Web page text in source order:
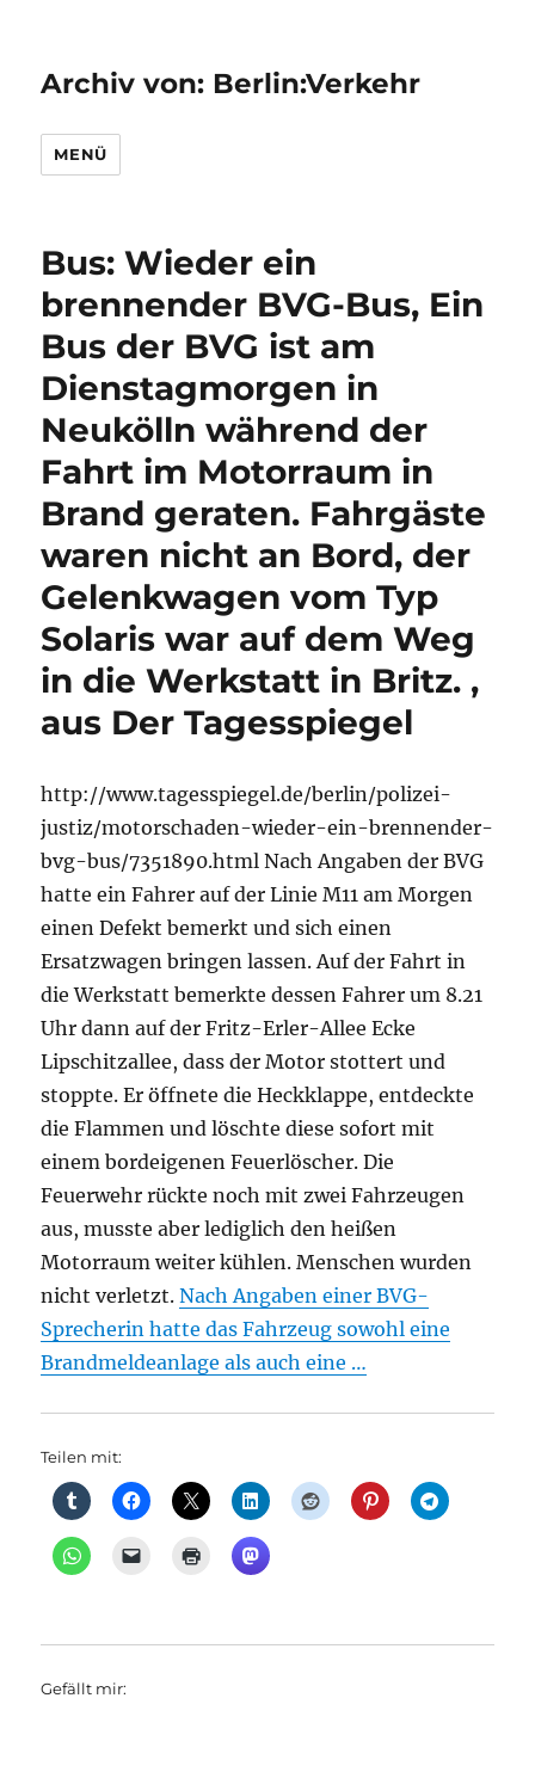
Archiv von: Berlin:Verkehr
MENÜ
Bus: Wieder ein
brennender BVG-Bus, Ein
Bus der BVG ist am
Dienstagmorgen in
Neukölln während der
Fahrt im Motorraum in
Brand geraten. Fahrgäste
waren nicht an Bord, der
Gelenkwagen vom Typ
Solaris war auf dem Weg
in die Werkstatt in Britz. ,
aus Der Tagesspiegel
http://www.tagesspiegel.de/berlin/polizei-
justiz/motorschaden-wieder-ein-brennender-
bvg-bus/7351890.html Nach Angaben der BVG
hatte ein Fahrer auf der Linie M11 am Morgen
einen Defekt bemerkt und sich einen
Ersatzwagen bringen lassen. Auf der Fahrt in
die Werkstatt bemerkte dessen Fahrer um 8.21
Uhr dann auf der Fritz-Erler-Allee Ecke
Lipschitzallee, dass der Motor stottert und
stoppte. Er öffnete die Heckklappe, entdeckte
die Flammen und löschte diese sofort mit
einem bordeigenen Feuerlöscher. Die
Feuerwehr rückte noch mit zwei Fahrzeugen
aus, musste aber lediglich den heißen
Motorraum weiter kühlen. Menschen wurden
nicht verletzt.Nach Angaben einer BVG-
Sprecherin hatte das Fahrzeug sowohl eine
Brandmeldeanlage als auch eine …
Teilen mit:
Gefällt mir: